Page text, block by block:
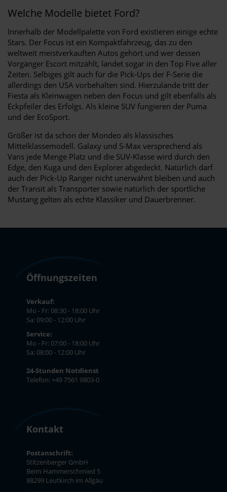
Welche Modelle bietet Ford?
Innerhalb der Modellpalette von Ford existieren einige echte
Stars. Der Focus ist ein Kompaktfahrzeug, das zu den
weltweit meistverkauften Autos gehört und wer dessen
Vorgänger Escort mitzählt, landet sogar in den Top Five aller
Zeiten. Selbiges gilt auch für die Pick-Ups der F-Serie die
allerdings den USA vorbehalten sind. Hierzulande tritt der
Fiesta als Kleinwagen neben den Focus und gilt ebenfalls als
Eckpfeiler des Erfolgs. Als kleine SUV fungieren der Puma
und der EcoSport.
Größer ist da schon der Mondeo als klassisches
Mittelklassemodell. Galaxy und S-Max versprechend als
Vans jede Menge Platz und die SUV-Klasse wird durch den
Edge, den Kuga und den Explorer abgedeckt. Natürlich darf
auch der Pick-Up Ranger nicht unerwähnt bleiben und auch
der Transit als Transporter sowie natürlich der sportliche
Mustang gelten als echte Klassiker und Dauerbrenner.
Öffnungszeiten
Verkauf:
Mo - Fr: 08:30 - 18:00 Uhr
Sa: 09:00 - 12:00 Uhr
Service:
Mo - Fr: 07:00 - 18:00 Uhr
Sa: 08:00 - 12:00 Uhr
24-Stunden Notdienst
Telefon: +49 7561 9803-0
Kontakt
Postanschrift:
Stitzenberger GmbH
Beim Hammerschmied 5
88299 Leutkirch im Allgäu